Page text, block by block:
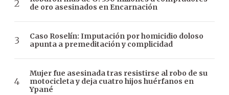
de oro asesinados en Encarnación
Caso Roselín: Imputación por homicidio doloso
apunta a premeditación y complicidad
Mujer fue asesinada tras resistirse al robo de su
motocicleta y deja cuatro hijos huérfanos en
Ypané